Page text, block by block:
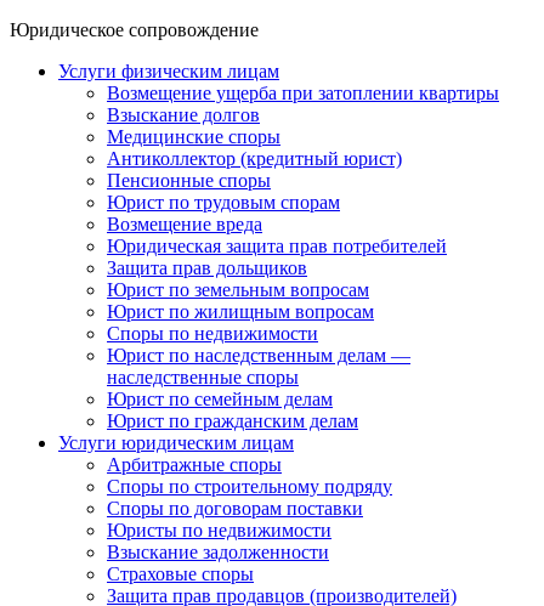
Юридическое сопровождение
Услуги физическим лицам
Возмещение ущерба при затоплении квартиры
Взыскание долгов
Медицинские споры
Антиколлектор (кредитный юрист)
Пенсионные споры
Юрист по трудовым спорам
Возмещение вреда
Юридическая защита прав потребителей
Защита прав дольщиков
Юрист по земельным вопросам
Юрист по жилищным вопросам
Споры по недвижимости
Юрист по наследственным делам —
наследственные споры
Юрист по семейным делам
Юрист по гражданским делам
Услуги юридическим лицам
Арбитражные споры
Споры по строительному подряду
Споры по договорам поставки
Юристы по недвижимости
Взыскание задолженности
Страховые споры
Защита прав продавцов (производителей)